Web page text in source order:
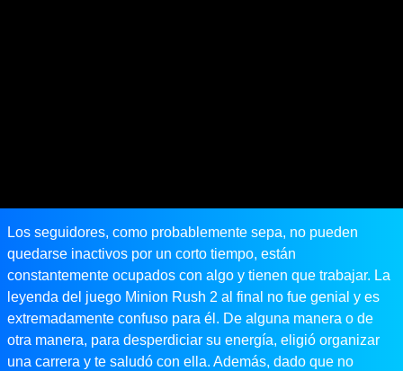
Los seguidores, como probablemente sepa, no pueden
quedarse inactivos por un corto tiempo, están
constantemente ocupados con algo y tienen que trabajar. La
leyenda del juego Minion Rush 2 al final no fue genial y es
extremadamente confuso para él. De alguna manera o de
otra manera, para desperdiciar su energía, eligió organizar
una carrera y te saludó con ella. Además, dado que no